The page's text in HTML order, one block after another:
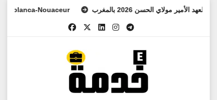
Nouaceur ولي العهد الأمير مولاي الحسن 2026 بالمغرب